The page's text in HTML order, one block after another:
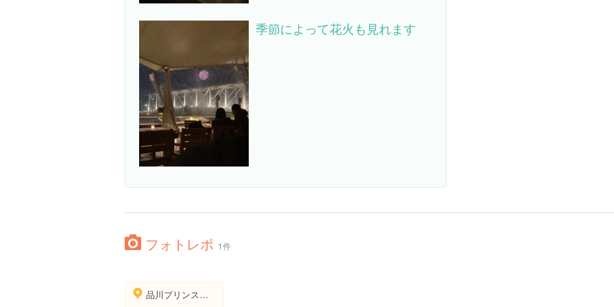
季節によって花火も見れます
フォトレポ 1件
品川プリンスシネマ